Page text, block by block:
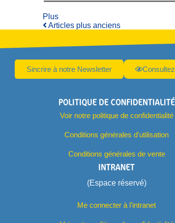
Plus
Articles plus anciens
Sincrire à notre Newsletter
POLITIQUE DE CONFIDENTIALITÉ
Voir notre politique de confidentialité
Conditions générales d'utilisation
Conditions générales de vente
INTRANET
(Espace réservé)
Me connecter à l'intranet